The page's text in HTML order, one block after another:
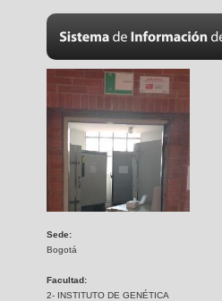
Sede:
Bogotá
Facultad:
2- INSTITUTO DE GENÉTICA